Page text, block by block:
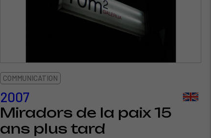
COMMUNICATION
2007
Miradors de la paix 15
ans plus tard